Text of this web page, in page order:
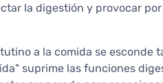
la digestión y provocar
a la comida se esconde
suprime las funciones